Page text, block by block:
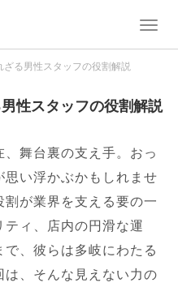
T
l
e
a
v
i
g
i
o
ざる男性スタッフの役割解説
性スタッフの役割解説
舞台裏の支え手。おっ
い浮かぶかもしれませ
が業界を支える要の一
ィ、店内の円滑な運
、彼らは多岐にわたる
、そんな見えない力の